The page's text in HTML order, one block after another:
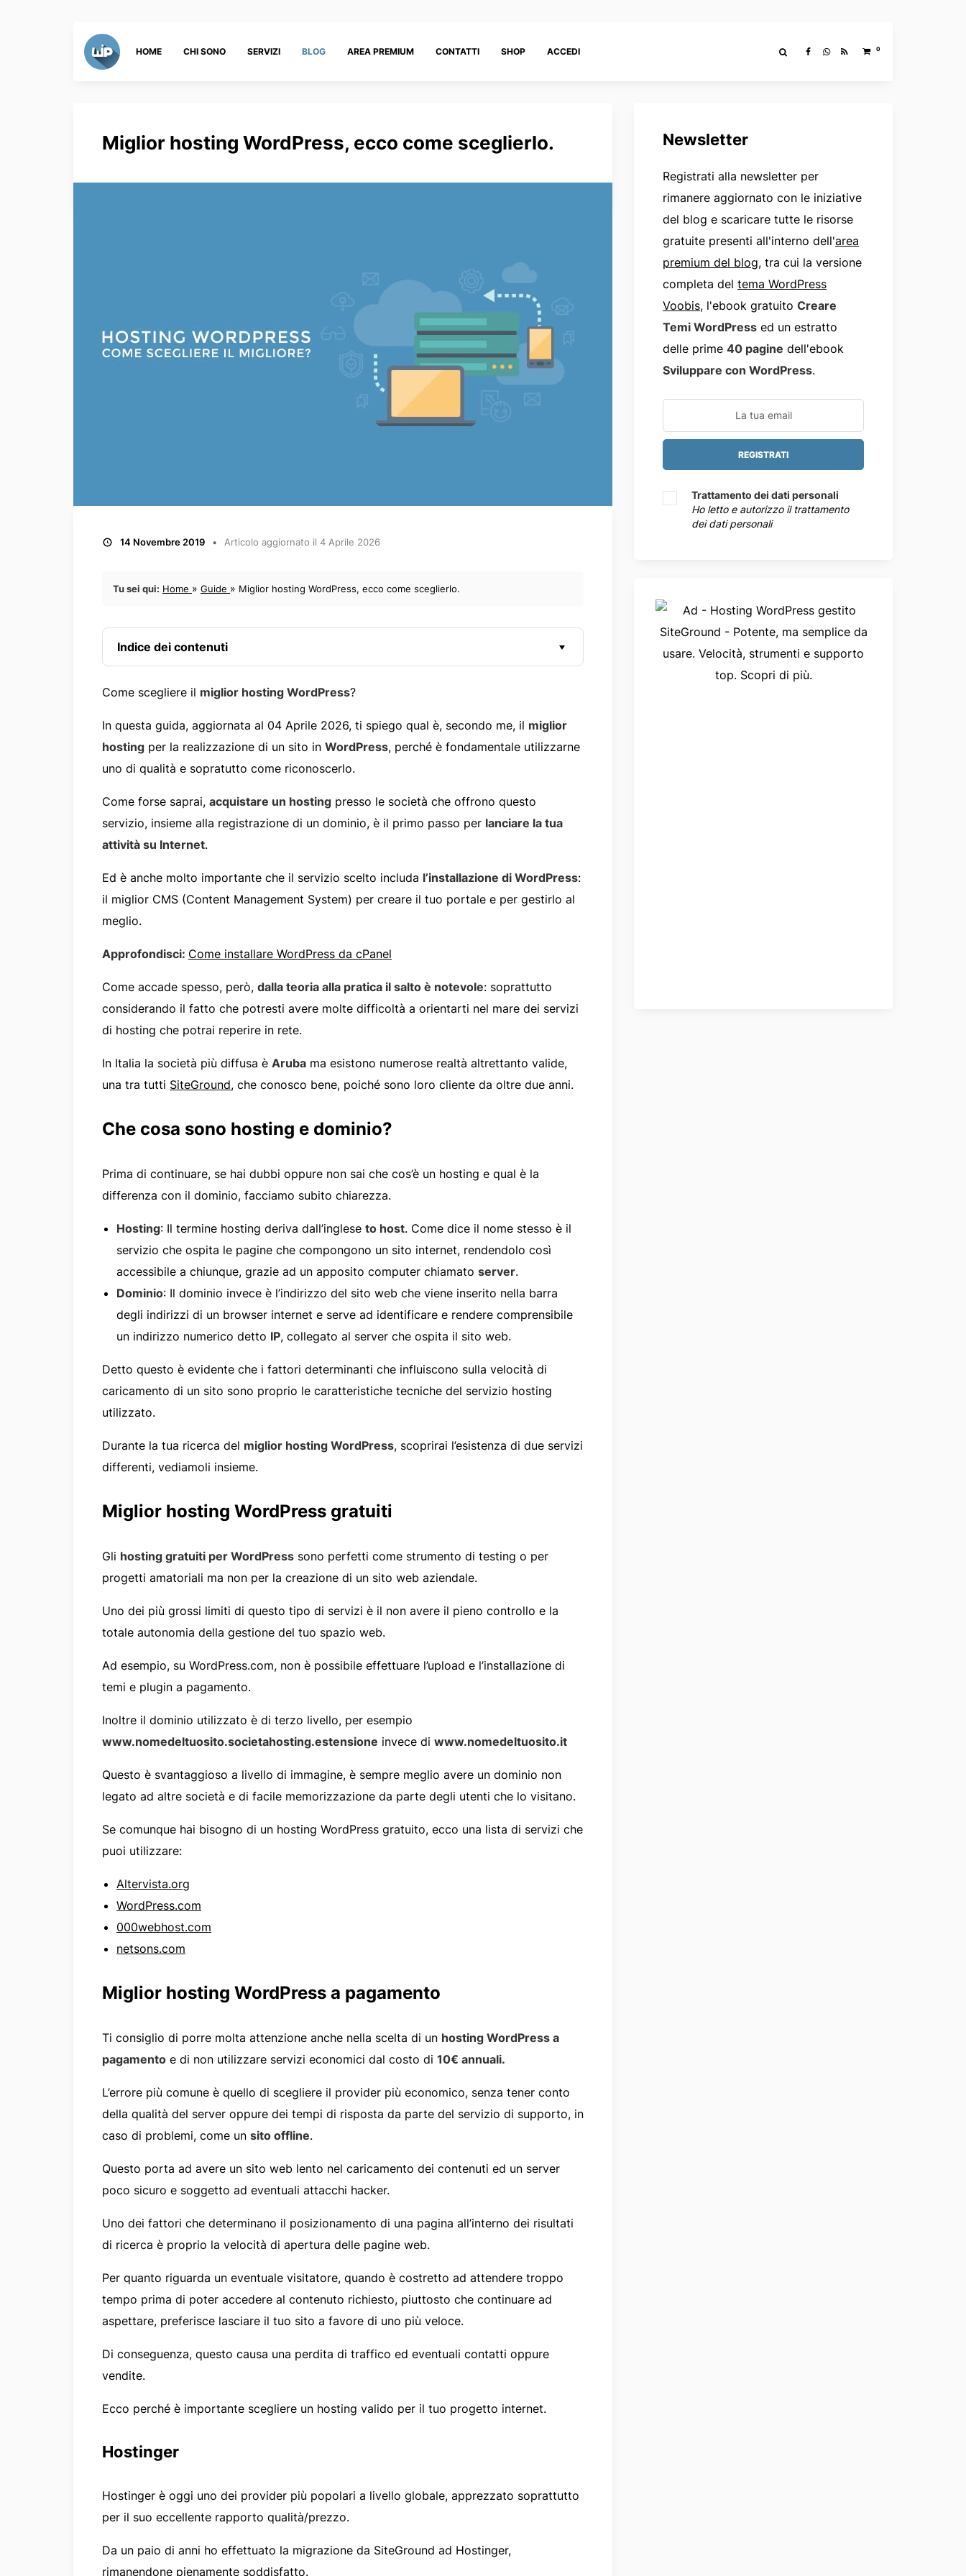
HOME CHI SONO SERVIZI BLOG AREA PREMIUM CONTATTI SHOP ACCEDI 0
Miglior hosting WordPress, ecco come sceglierlo.
14 Novembre 2019 Articolo aggiornato il 4 Aprile 2026
Tu sei qui: Home » Guide » Miglior hosting WordPress, ecco come sceglierlo.
Indice dei contenuti
Come scegliere il miglior hosting WordPress?
In questa guida, aggiornata al 04 Aprile 2026, ti spiego qual è, secondo me, il miglior
hosting per la realizzazione di un sito in WordPress, perché è fondamentale utilizzarne
uno di qualità e sopratutto come riconoscerlo.
Come forse saprai, acquistare un hosting presso le società che offrono questo
servizio, insieme alla registrazione di un dominio, è il primo passo per lanciare la tua
attività su Internet.
Ed è anche molto importante che il servizio scelto includa l’installazione di WordPress:
il miglior CMS (Content Management System) per creare il tuo portale e per gestirlo al
meglio.
Approfondisci: Come installare WordPress da cPanel
Come accade spesso, però, dalla teoria alla pratica il salto è notevole: soprattutto
considerando il fatto che potresti avere molte difficoltà a orientarti nel mare dei servizi
di hosting che potrai reperire in rete.
In Italia la società più diffusa è Aruba ma esistono numerose realtà altrettanto valide,
una tra tutti SiteGround, che conosco bene, poiché sono loro cliente da oltre due anni.
Che cosa sono hosting e dominio?
Prima di continuare, se hai dubbi oppure non sai che cos’è un hosting e qual è la
differenza con il dominio, facciamo subito chiarezza.
Hosting: Il termine hosting deriva dall’inglese to host. Come dice il nome stesso è il
servizio che ospita le pagine che compongono un sito internet, rendendolo così
accessibile a chiunque, grazie ad un apposito computer chiamato server.
Dominio: Il dominio invece è l’indirizzo del sito web che viene inserito nella barra
degli indirizzi di un browser internet e serve ad identificare e rendere comprensibile
un indirizzo numerico detto IP, collegato al server che ospita il sito web.
Detto questo è evidente che i fattori determinanti che influiscono sulla velocità di
caricamento di un sito sono proprio le caratteristiche tecniche del servizio hosting
utilizzato.
Durante la tua ricerca del miglior hosting WordPress, scoprirai l’esistenza di due servizi
differenti, vediamoli insieme.
Miglior hosting WordPress gratuiti
Gli hosting gratuiti per WordPress sono perfetti come strumento di testing o per
progetti amatoriali ma non per la creazione di un sito web aziendale.
Uno dei più grossi limiti di questo tipo di servizi è il non avere il pieno controllo e la
totale autonomia della gestione del tuo spazio web.
Ad esempio, su WordPress.com, non è possibile effettuare l’upload e l’installazione di
temi e plugin a pagamento.
Inoltre il dominio utilizzato è di terzo livello, per esempio
www.nomedeltuosito.societahosting.estensione invece di www.nomedeltuosito.it
Questo è svantaggioso a livello di immagine, è sempre meglio avere un dominio non
legato ad altre società e di facile memorizzazione da parte degli utenti che lo visitano.
Se comunque hai bisogno di un hosting WordPress gratuito, ecco una lista di servizi che
puoi utilizzare:
Altervista.org
WordPress.com
000webhost.com
netsons.com
Miglior hosting WordPress a pagamento
Ti consiglio di porre molta attenzione anche nella scelta di un hosting WordPress a
pagamento e di non utilizzare servizi economici dal costo di 10€ annuali.
L’errore più comune è quello di scegliere il provider più economico, senza tener conto
della qualità del server oppure dei tempi di risposta da parte del servizio di supporto, in
caso di problemi, come un sito offline.
Questo porta ad avere un sito web lento nel caricamento dei contenuti ed un server
poco sicuro e soggetto ad eventuali attacchi hacker.
Uno dei fattori che determinano il posizionamento di una pagina all’interno dei risultati
di ricerca è proprio la velocità di apertura delle pagine web.
Per quanto riguarda un eventuale visitatore, quando è costretto ad attendere troppo
tempo prima di poter accedere al contenuto richiesto, piuttosto che continuare ad
aspettare, preferisce lasciare il tuo sito a favore di uno più veloce.
Di conseguenza, questo causa una perdita di traffico ed eventuali contatti oppure
vendite.
Ecco perché è importante scegliere un hosting valido per il tuo progetto internet.
Hostinger
Hostinger è oggi uno dei provider più popolari a livello globale, apprezzato soprattutto
per il suo eccellente rapporto qualità/prezzo.
Da un paio di anni ho effettuato la migrazione da SiteGround ad Hostinger,
rimanendone pienamente soddisfatto.
Newsletter
Registrati alla newsletter per
rimanere aggiornato con le iniziative
del blog e scaricare tutte le risorse
gratuite presenti all'interno dell'area
premium del blog, tra cui la versione
completa del tema WordPress
Voobis, l'ebook gratuito Creare
Temi WordPress ed un estratto
delle prime 40 pagine dell'ebook
Sviluppare con WordPress.
Trattamento dei dati personali
Ho letto e autorizzo il trattamento
dei dati personali